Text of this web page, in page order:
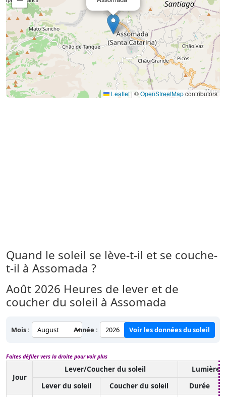
Leaflet | ©OpenStreetMapcontributors
Quand le soleil se lève-t-il et se couche-
t-il à Assomada ?
Août 2026 Heures de lever et de
coucher du soleil à Assomada
Mois : Année : Voir les données du soleil
Faites défiler vers la droite pour voir plus
Jour
Lever/Coucher du soleil
Lumière
Lever du soleil
Coucher du soleil
Durée